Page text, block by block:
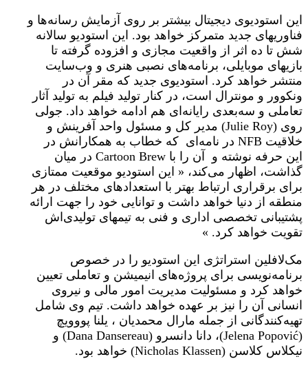
این استودیوی دیجیتال بیشتر بر روی آزمایش رسانه‌ها و
فناوریهای جدید متمرکز خواهد بود. این استودیو سالانه
شش تا ده اثر از واقعیت مجازی و افزوده گرفته تا
بازیهای موبایلی، برنامه‌های نصبی هنری و وب‌سایت
منتشر خواهد کرد. استودیوی جدید که مقر آن در
ونکوور و مونترال است، در کنار تولید فیلم به تولید آثار
تعاملی و سه‌بعدی رایانه‌ای هم ادامه خواهد داد. جولی
روی (Julie Roy) مدیر کل و مسئول واحد آفرینش و
خلاقیت NFB در نامه‌ای که خطاب به همکارانش در
این حرفه نوشته و آن را با Cartoon Brew در میان
گذاشت، اظهار می‌کند، « این استودیو موقعیت ممتازی
برای برقراری ارتباط بهتر با استعدادهای مختلف در هر
منطقه از دنیا خواهد داشت و توانایی خود را جهت ارائه
پشتیبانی تخصصی اداری و فنی به تیمهای تولیدی‌اش
تقویت خواهد کرد. »
مک‌لافلین استراتژی این استودیو را در خصوص
برنامه‌نویسی برای پروژه‌های انیمیشن و تعاملی تعیین
خواهد کرد و مسئولیت مدیریت امور مالی و نیروی
انسانی آن را نیز بر عهده خواهد داشت. تیم وی شامل
تهیه‌کنندگانی از جمله مارال محمدیان ، یلنا پووویچ
(Jelena Popović)، دانا دانسرو (Dana Dansereau) و
نیکلاس کلاسن (Nicholas Klassen) خواهد بود.